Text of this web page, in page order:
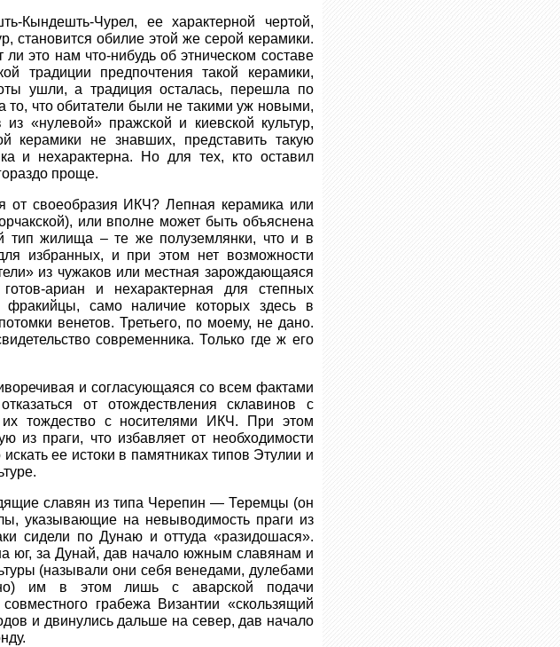
Кындешть-Чурел, ее характерной чертой,
становится обилие этой же серой керамики.
это нам что-нибудь об этническом составе
традиции предпочтения такой керамики,
ушли, а традиция осталась, перешла по
то, что обитатели были не такими уж новыми,
«нулевой» пражской и киевской культур,
керамики не знавших, представить такую
и нехарактерна. Но для тех, кто оставил
проще.
от своеобразия ИКЧ? Лепная керамика или
или вполне может быть объяснена
тип жилища – те же полуземлянки, что и в
избранных, и при этом нет возможности
из чужаков или местная зарождающаяся
ариан и нехарактерная для степных
само наличие которых здесь в
венетов. Третьего, по моему, не дано.
современника. Только где ж его
и согласующаяся со всем фактами
от отождествления склавинов с
их тождество с носителями ИКЧ. При этом
из праги, что избавляет от необходимости
ее истоки в памятниках типов Этулии и
славян из типа Черепин — Теремцы (он
указывающие на невыводимость праги из
сидели по Дунаю и оттуда «разидошася».
юг, за Дунай, дав начало южным славянам и
(называли они себя венедами, дулебами
им в этом лишь с аварской подачи
грабежа Византии «скользящий
и двинулись дальше на север, дав начало